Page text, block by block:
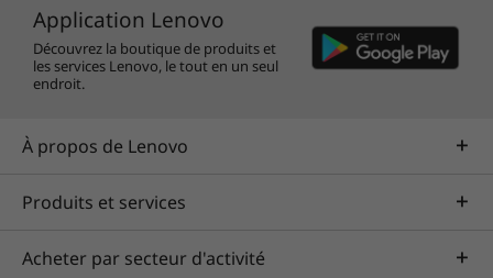
Application Lenovo
Découvrez la boutique de produits et
les services Lenovo, le tout en un seul
endroit.
À propos de Lenovo
Produits et services
Acheter par secteur d'activité